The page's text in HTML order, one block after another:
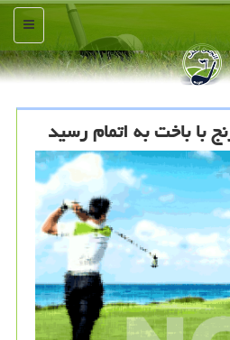
منو
با باخت به اتمام رسید